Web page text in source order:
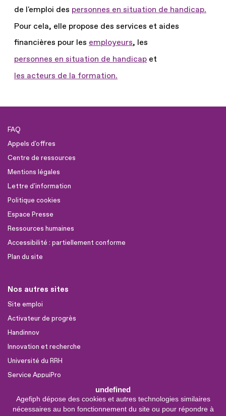
undefined
Agefiph dépose des cookies et autres technologies similaires
nécessaires au bon fonctionnement du site ou pour répondre à
de l'emploi des personnes en situation de handicap.
Pour cela, elle propose des services et aides
financières pour les employeurs, les
personnes en situation de handicap et
les acteurs de la formation.
FAQ
Appels d'offres
Centre de ressources
Mentions légales
Lettre d'information
Politique cookies
Espace Presse
Ressources humaines
Accessibilité : partiellement conforme
Plan du site
Nos autres sites
Site emploi
Activateur de progrès
Handinnov
Innovation et recherche
Université du RRH
Service AppuiPro
Nous suivre